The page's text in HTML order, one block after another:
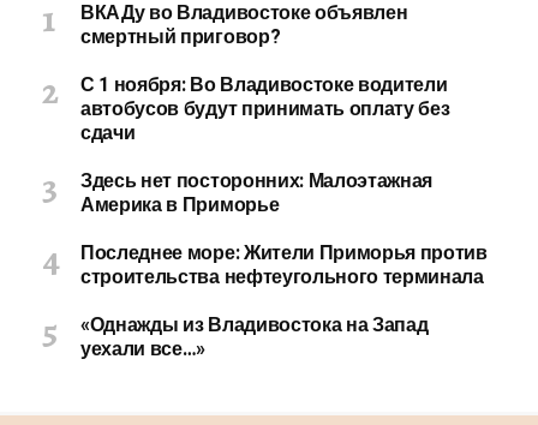
ВКАДу во Владивостоке объявлен
смертный приговор?
С 1 ноября: Во Владивостоке водители
автобусов будут принимать оплату без
сдачи
Здесь нет посторонних: Малоэтажная
Америка в Приморье
Последнее море: Жители Приморья против
строительства нефтеугольного терминала
«Однажды из Владивостока на Запад
уехали все…»